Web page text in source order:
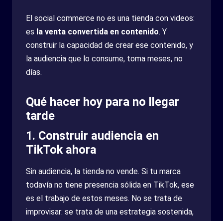
El social commerce no es una tienda con videos:
es la venta convertida en contenido. Y
construir la capacidad de crear ese contenido, y
la audiencia que lo consume, toma meses, no
días.
Qué hacer hoy para no llegar
tarde
1. Construir audiencia en
TikTok ahora
Sin audiencia, la tienda no vende. Si tu marca
todavía no tiene presencia sólida en TikTok, ese
es el trabajo de estos meses. No se trata de
improvisar: se trata de una estrategia sostenida,